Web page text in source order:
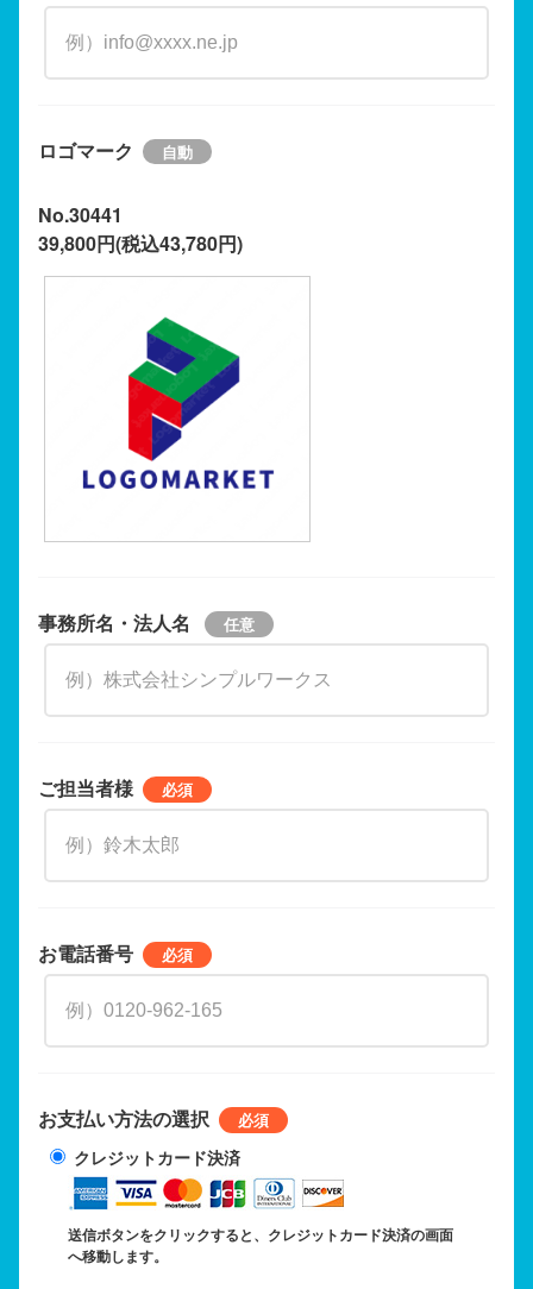
ロゴマーク
No.30441
39,800円(税込43,780円)
事務所名・法人名
ご担当者様
お電話番号
お支払い方法の選択
クレジットカード決済
送信ボタンをクリックすると、クレジットカード決済の画面
へ移動します。